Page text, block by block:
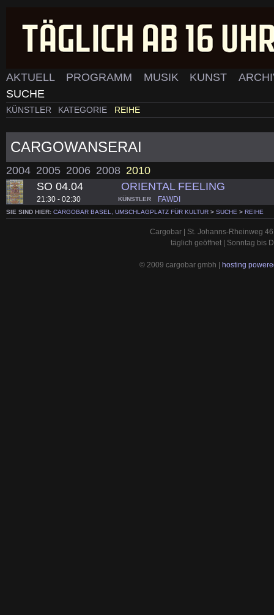
AKTUELL PROGRAMM MUSIK KUNST
SUCHE
KÜNSTLER KATEGORIE REIHE
CARGOWANSERAI
2004 2005 2006 2008 2010
SO 04.04
21:30 - 02:30
ORIENTAL FEELING
KÜNSTLER FAWDI
SIE SIND HIER: CARGOBAR BASEL, UMSCHLAGPLATZ FÜR KULTUR > SUCHE > REIHE
Cargobar | St. Johanns-Rheinweg
täglich geöffnet | Sonntag bis
© 2009 cargobar gmbh | hosting